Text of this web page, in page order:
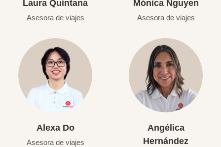
Laura Quintana
Asesora de viajes
Mónica Nguyen
Asesora de viajes
Alexa Do
Asesora de viajes
Angélica
Hernández